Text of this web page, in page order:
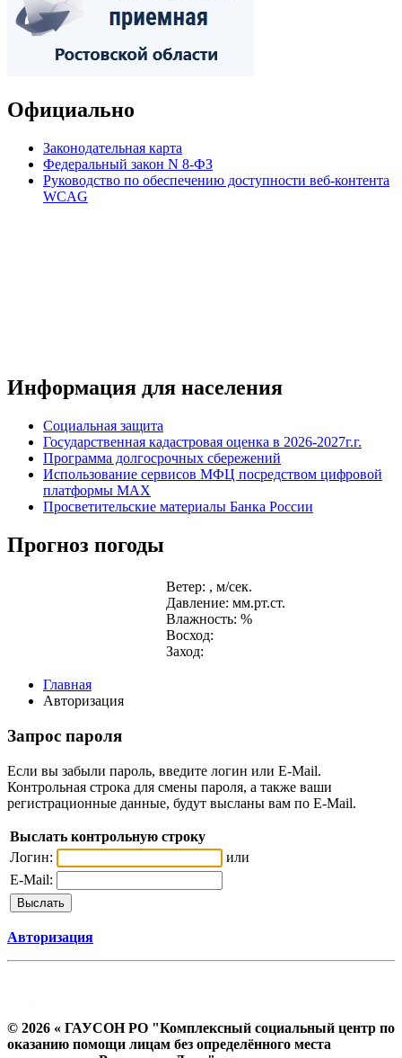
Официально
Законодательная карта
Федеральный закон N 8-ФЗ
Руководство по обеспечению доступности веб-контента
WCAG
Информация для населения
Социальная защита
Государственная кадастровая оценка в 2026-2027г.г.
Программа долгосрочных сбережений
Использование сервисов МФЦ посредством цифровой
платформы MAX
Просветительские материалы Банка России
Прогноз погоды
Ветер: , м/сек.
Давление: мм.рт.ст.
Влажность: %
Восход:
Заход:
Главная
Авторизация
Запрос пароля
Если вы забыли пароль, введите логин или E-Mail.
Контрольная строка для смены пароля, а также ваши
регистрационные данные, будут высланы вам по E-Mail.
Выслать контрольную строку
Логин:
или
E-Mail:
Авторизация
© 2026 « ГАУСОН РО "Комплексный социальный центр по
оказанию помощи лицам без определённого места